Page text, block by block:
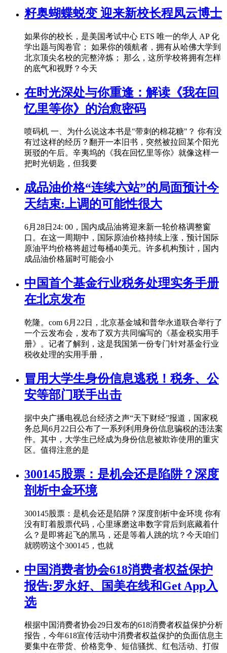
籽奥蝴蝶蜕变 迎来新校长程凤云博士
如果你的校长，是美国考试中心 ETS 唯一的华人 AP 化
学出题与阅卷官； 如果你的领航者，拥有从哈佛大学到
北京顶尖名校的完整淬炼； 那么，这所学校将拥有怎样
的底气和视野？今天
在时光深处与你重逢：解读《我在回
忆里等你》的治愈密码
喷码机 一、为什么说这本书是"带刺的棉花糖"？ 你有没
有过这样的经历？翻开一本旧书，突然被拉回某个阳光
斑驳的午后。辛夷坞的《我在回忆里等你》就像这样一
把时光钥匙，但我要
成品油价格“连续六站”的局面预计今
天结束:上调的可能性很大
6月28日24: 00，国内成品油将迎来新一轮价格调整窗
口。在这一周期中，国际原油价格持续上涨，预计国际
原油平均价格将超过每桶40美元。许多机构预计，国内
成品油价格届时可能会小
中国首个基金行业税务处理实务手册
在北京发布
乾隆。com 6月22日，北京基金城和普华永道联合举行了
一个云发布会，发布了双方共同编写的《基金税实用手
册》。记者了解到，这是我国第一份专门针对基金行业
税收处理的实用手册，
冒用大学生身份信息逃税！税务、公
安等部门联手出击
据中央广播电视总台经济之声“天下财经”报道，国家税
务总局6月22日公布了一系列利用身份信息骗税的违法案
件。其中，大学生已经成为身份信息被欺诈使用的重灾
区。值得注意的是
300145股票：是机会还是陷阱？深度
剖析中金环境
300145股票：是机会还是陷阱？深度剖析中金环境 你有
没有盯着股票代码，心里琢磨这串数字背后到底藏着什
么？是即将起飞的黑马，还是等着人跳的坑？今天咱们
就唠唠这个300145，也就
中国消费者协会618消费者权益保护
报告:罗永好、国美在线和Get App入
选
根据中国消费者协会29日发布的618消费者权益保护分析
报告，今年618宣传活动中消费者权益保护的负面信息主
要集中在带货、价格竞争、短信骚扰、红包活动、打假